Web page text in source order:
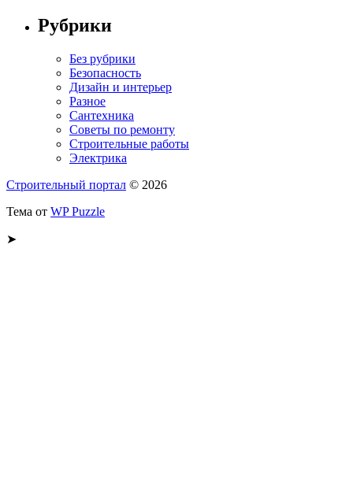
Рубрики
Без рубрики
Безопасность
Дизайн и интерьер
Разное
Сантехника
Советы по ремонту
Строительные работы
Электрика
Строительный портал © 2026
Тема от WP Puzzle
➤